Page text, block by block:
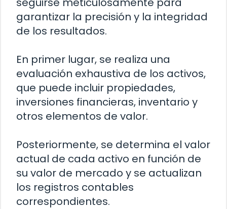
garantizar la precisión y la integridad
de los resultados.
En primer lugar, se realiza una
evaluación exhaustiva de los activos,
que puede incluir propiedades,
inversiones financieras, inventario y
otros elementos de valor.
Posteriormente, se determina el valor
actual de cada activo en función de
su valor de mercado y se actualizan
los registros contables
correspondientes.